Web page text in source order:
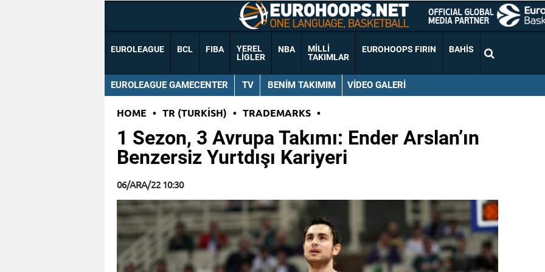
EUROLEAGUE BCL FIBA
YEREL
LIGLER
NBA
MILLI
TAKIMLAR
EUROHOOPS FIRIN BAHIS
EUROLEAGUE GAMECENTER TV BENIM TAKIMIM VIDEO GALERI
HOME • TR (TURKISH) • TRADEMARKS •
1 Sezon, 3 Avrupa Takımı: Ender Arslan’ın
Benzersiz Yurtdışı Kariyeri
06/ARA/22 10:30